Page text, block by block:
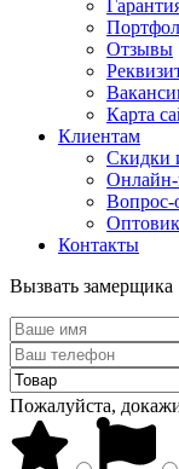
Отзывы
Карта
Клиентам
Скидки
Онлайн-
Вопрос-
Контакты
Вызвать замерщика
Пожалуйста,